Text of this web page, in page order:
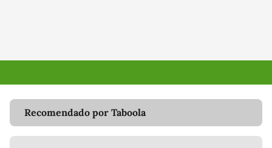
Recomendado por Taboola